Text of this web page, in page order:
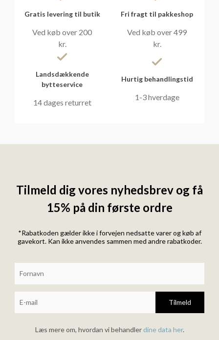
Gratis levering til butik
Ved køb over 200
kr.
Fri fragt til pakkeshop
Ved køb over 499
kr.
Landsdækkende
bytteservice
14 dages returret
Hurtig behandlingstid
1-3 hverdage
Tilmeld dig vores nyhedsbrev og få
15% på din første ordre
*Rabatkoden gælder ikke i forvejen nedsatte varer og køb af
gavekort. Kan ikke anvendes sammen med andre rabatkoder.
Tilmeld
Læs mere om, hvordan vi behandlerdine data her.